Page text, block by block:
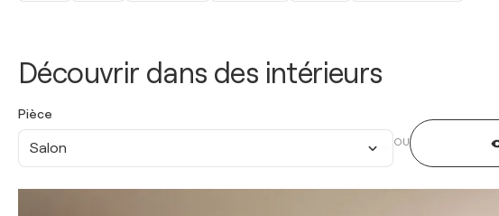
Découvrir dans des intérieurs
Pièce
Salon OU